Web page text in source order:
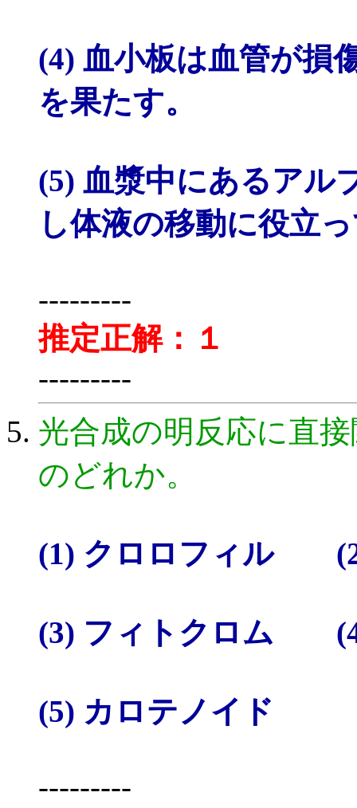
(4) 血小板は血管が損
を果たす。
(5) 血漿中にあるアル
し体液の移動に役立
---------
推定正解：１
---------
光合成の明反応に直
のどれか。
(1) クロロフィル
(3) フィトクロム
(5) カロテノイド
---------